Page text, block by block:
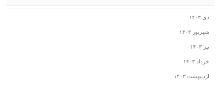
دی ۱۴۰۳
شهریور ۱۴۰۳
تیر ۱۴۰۳
خرداد ۱۴۰۳
اردیبهشت ۱۴۰۳